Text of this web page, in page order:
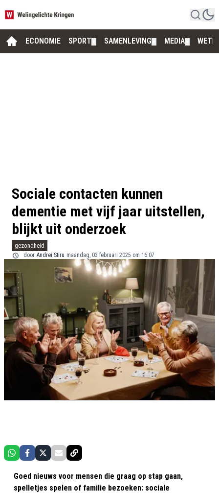
ECONOMIE SPORT SAMENLEVING MEDIA
Sociale contacten kunnen
dementie met vijf jaar uitstellen,
blijkt uit onderzoek
gezondheid
door Andrei Stiru maandag, 03 februari 2025 om 16:07
Goed nieuws voor mensen die graag op stap gaan,
spelletjes spelen of familie bezoeken: sociale